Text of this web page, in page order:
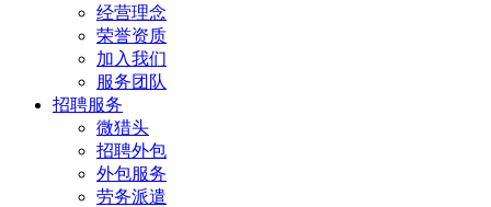
经营理念
荣誉资质
加入我们
服务团队
招聘服务
微猎头
招聘外包
外包服务
劳务派遣